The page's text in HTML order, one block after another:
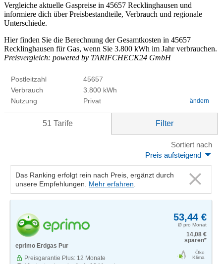
Vergleiche aktuelle Gaspreise in 45657 Recklinghausen und
informiere dich über Preisbestandteile, Verbrauch und regionale
Unterschiede.
Hier finden Sie die Berechnung der Gesamtkosten in 45657
Recklinghausen für Gas, wenn Sie 3.800 kWh im Jahr verbrauchen.
Preisvergleich: powered by TARIFCHECK24 GmbH